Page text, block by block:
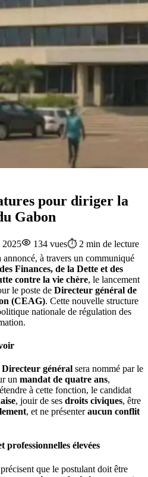
pour diriger la
Gabon
2025 134 vues⏱️ 2 min de lecture
annoncé, à travers un communiqué
Finances, de la Dette et des
contre la vie chère, le lancement
le poste de Directeur général de
(CEAG). Cette nouvelle structure
nationale de régulation des
Directeur général sera nommé par le
un mandat de quatre ans,
à cette fonction, le candidat
, jouir de ses droits civiques, être
, et ne présenteraucun conflit
professionnelles élevées
que le postulant doit être